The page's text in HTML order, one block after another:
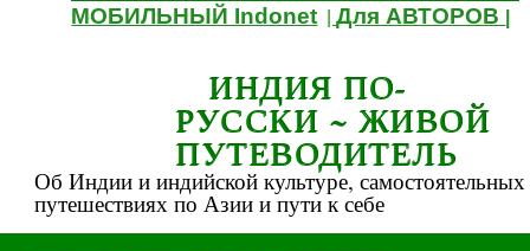
МОБИЛЬНЫЙ Indonet |Для АВТОРОВ
ИНДИЯ ПО-
РУССКИ ~ ЖИВОЙ
ПУТЕВОДИТЕЛЬ
Об Индии и индийской культуре, самостоятельных
путешествиях по Азии и пути к себе